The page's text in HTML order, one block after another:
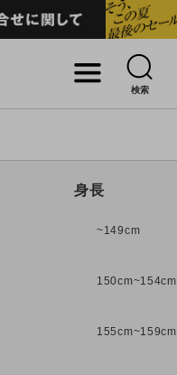
検索
身長
~149cm
150cm~154cm
155cm~159cm